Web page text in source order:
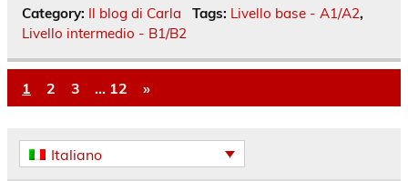
Category: Il blog di Carla Tags: Livello base - A1/A2,
Livello intermedio - B1/B2
1 2 3 … 12 »
Italiano